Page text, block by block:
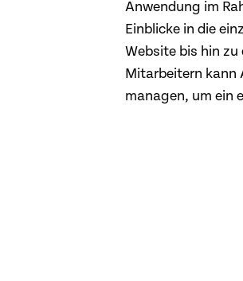
Anwendung im
Einblicke in die
Website bis hin
Mitarbeitern kann
managen, um ein